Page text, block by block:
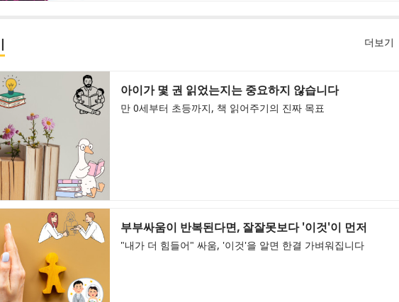
더보기
아이가 몇 권 읽었는지는 중요하지 않습니다
만 0세부터 초등까지, 책 읽어주기의 진짜 목표
부부싸움이 반복된다면, 잘잘못보다 '이것'이 먼저
"내가 더 힘들어" 싸움, '이것'을 알면 한결 가벼워집니다